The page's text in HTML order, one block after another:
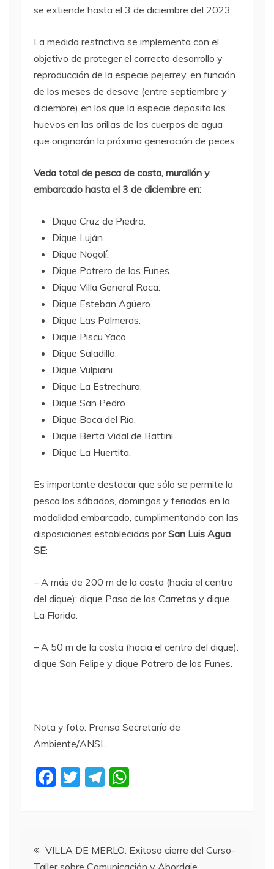
se extiende hasta el 3 de diciembre del 2023.
La medida restrictiva se implementa con el
objetivo de proteger el correcto desarrollo y
reproducción de la especie pejerrey, en función
de los meses de desove (entre septiembre y
diciembre) en los que la especie deposita los
huevos en las orillas de los cuerpos de agua
que originarán la próxima generación de peces.
Veda total de pesca de costa, murallón y
embarcado hasta el 3 de diciembre en:
Dique Cruz de Piedra.
Dique Luján.
Dique Nogolí.
Dique Potrero de los Funes.
Dique Villa General Roca.
Dique Esteban Agüero.
Dique Las Palmeras.
Dique Piscu Yaco.
Dique Saladillo.
Dique Vulpiani.
Dique La Estrechura.
Dique San Pedro.
Dique Boca del Río.
Dique Berta Vidal de Battini.
Dique La Huertita.
Es importante destacar que sólo se permite la
pesca los sábados, domingos y feriados en la
modalidad embarcado, cumplimentando con las
disposiciones establecidas porSan Luis Agua
SE:
– A más de 200 m de la costa (hacia el centro
del dique): dique Paso de las Carretas y dique
La Florida.
– A 50 m de la costa (hacia el centro del dique):
dique San Felipe y dique Potrero de los Funes.
Nota y foto: Prensa Secretaría de
Ambiente/ANSL.
F
b
T
T
a A
Navegación
VILLA DE MERLO: Exitoso cierre del Curso-
Taller sobre Comunicación y Abordaje